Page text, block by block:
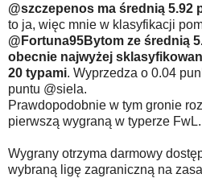
@szczepenos ma średnią 5.92
to ja, więc mnie w klasyfikacji
@Fortuna95Bytom ze średnią
obecnie najwyżej
20 typami. Wyprzedza o 0.04
puntu @siela.
Prawdopodobnie w tym gronie
pierwszą wygraną w typerze FwL.
Wygrany otrzyma darmowy
wybraną ligę zagraniczną na